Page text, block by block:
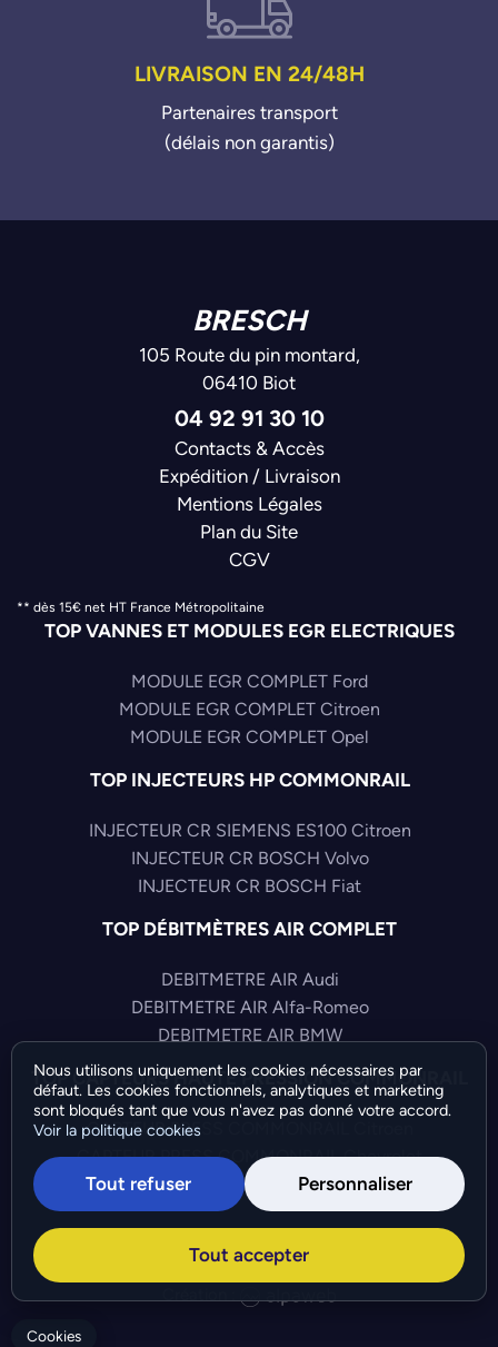
LIVRAISON EN 24/48H
Partenaires transport
(délais non garantis)
BRESCH
105 Route du pin montard,
06410 Biot
04 92 91 30 10
Contacts & Accès
Expédition / Livraison
Mentions Légales
Plan du Site
CGV
** dès 15€ net HT France Métropolitaine
TOP VANNES ET MODULES EGR ELECTRIQUES
MODULE EGR COMPLET Ford
MODULE EGR COMPLET Citroen
MODULE EGR COMPLET Opel
TOP INJECTEURS HP COMMONRAIL
INJECTEUR CR SIEMENS ES100 Citroen
INJECTEUR CR BOSCH Volvo
INJECTEUR CR BOSCH Fiat
TOP DÉBITMÈTRES AIR COMPLET
DEBITMETRE AIR Audi
DEBITMETRE AIR Alfa-Romeo
DEBITMETRE AIR BMW
TOP CAPTEURS HAUTE PRESSION COMMONRAIL
CAPTEUR PRESS COMMONRAIL Citroen
CAPTEUR PRESS COMMONRAIL Chevrolet
CAPTEUR PRESS COMMONRAIL Citroen
©Bresch SAS - Copyright 2026 - Tous droits réservés -
Préférences de cookies-Gérer mes cookies
Cookies
Nous utilisons uniquement les cookies nécessaires par
défaut. Les cookies fonctionnels, analytiques et marketing
sont bloqués tant que vous n'avez pas donné votre accord.
Voir la politique cookies
Tout refuser Personnaliser
Tout accepter